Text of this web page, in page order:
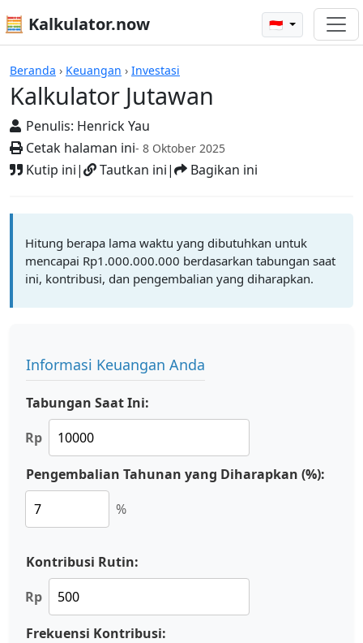
🧮 Kalkulator.now 🇮🇩
Beranda › Keuangan › Investasi
Kalkulator Jutawan
Penulis: Henrick Yau
Cetak halaman ini- 8 Oktober 2025
Kutip ini| Tautkan ini| Bagikan ini
Kalkulator-kalkulator
Hitung berapa lama waktu yang dibutuhkan untuk
mencapai Rp1.000.000.000 berdasarkan tabungan saat
ini, kontribusi, dan pengembalian yang diharapkan.
Informasi Keuangan Anda
Tabungan Saat Ini:
Rp
Pengembalian Tahunan yang Diharapkan (%):
%
Kontribusi Rutin:
Rp
Frekuensi Kontribusi: